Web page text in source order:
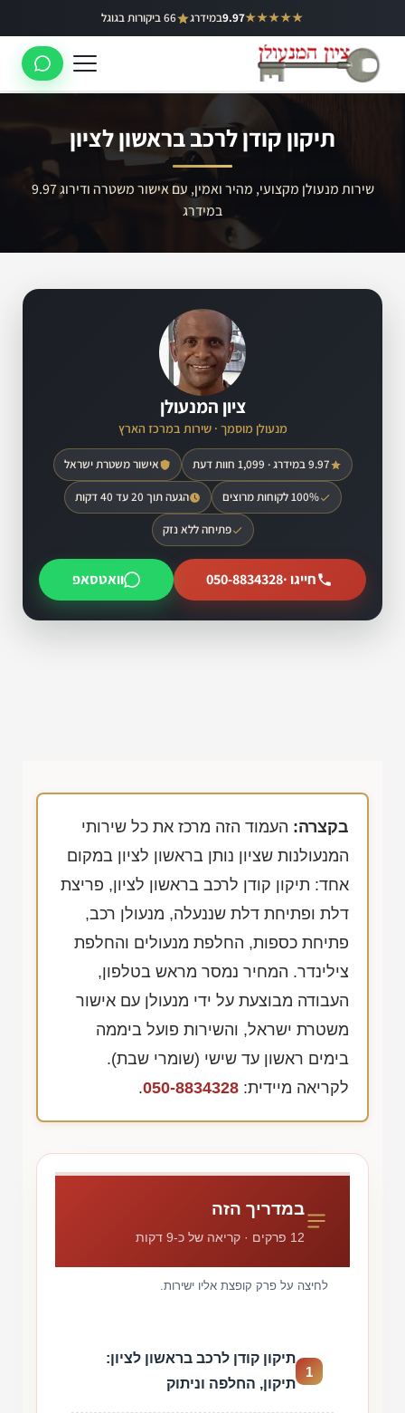
לתוכן
★★★★★
9.97במידרג 66 ביקורות בגוגל באר יעקב
ראשון לציון
לוד
רמלה
תיקון קודן לרכב בראשון לציון
שירות מנעולן מקצועי, מהיר ואמין, עם אישור משטרה ודירוג 9.97
במידרג
ציון המנעולן
מנעולן מוסמך · שירות במרכז הארץ
9.97 במידרג · 1,099 חוות דעת אישור משטרת ישראל
100% לקוחות מרוצים הגעה תוך 20 עד 40 דקות
פתיחה ללא נזק
חייגו ·050-8834328 וואטסאפ
בקצרה: העמוד הזה מרכז את כל שירותי
המנעולנות שציון נותן בראשון לציון במקום
אחד: תיקון קודן לרכב בראשון לציון, פריצת
דלת ופתיחת דלת שננעלה, מנעולן רכב,
פתיחת כספות, החלפת מנעולים והחלפת
צילינדר. המחיר נמסר מראש בטלפון,
העבודה מבוצעת על ידי מנעולן עם אישור
משטרת ישראל, והשירות פועל ביממה
בימים ראשון עד שישי (שומרי שבת).
לקריאה מיידית: 050-8834328
.
במדריך הזה
12 פרקים · קריאה של כ-9 דקות
לחיצה על פרק קופצת אליו ישירות.
1
תיקון קודן לרכב בראשון לציון:
תיקון, החלפה וניתוק